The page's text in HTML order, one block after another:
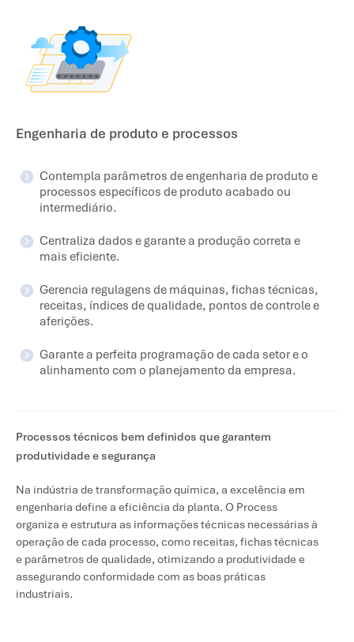
Engenharia de produto e processos
Contempla parâmetros de engenharia de produto e
processos específicos de produto acabado ou
intermediário.
Centraliza dados e garante a produção correta e
mais eficiente.
Gerencia regulagens de máquinas, fichas técnicas,
receitas, índices de qualidade, pontos de controle e
aferições.
Garante a perfeita programação de cada setor e o
alinhamento com o planejamento da empresa.
Processos técnicos bem definidos que garantem
produtividade e segurança
Na indústria de transformação química, a excelência em
engenharia define a eficiência da planta. O Process
organiza e estrutura as informações técnicas necessárias à
operação de cada processo, como receitas, fichas técnicas
e parâmetros de qualidade, otimizando a produtividade e
assegurando conformidade com as boas práticas
industriais.